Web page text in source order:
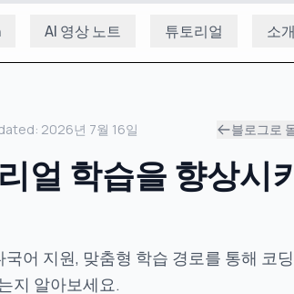
AI 영상 노트 튜토리얼 소개
2026년 7월 16일 블로그로
얼 학습을 향상시
어 지원, 맞춤형 학습 경로를 통해 코
지 알아보세요.